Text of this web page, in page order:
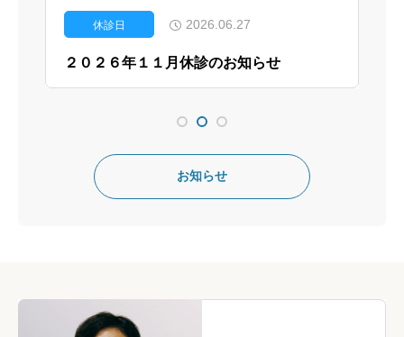
休診日 2026.06.27
２０２６年夏期休診のお知らせ
休診日 2026.06.27
２０２６年１１月休診のお知らせ
矯正歯科 2026.03.09
２０２６年３月矯正診療日変更
お知らせ